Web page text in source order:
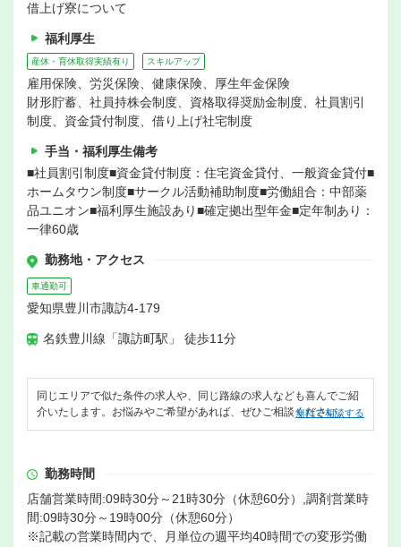
借上げ寮について
福利厚生
産休・育休取得実績有り スキルアップ
雇用保険、労災保険、健康保険、厚生年金保険
財形貯蓄、社員持株会制度、資格取得奨励金制度、社員割引
制度、資金貸付制度、借り上げ社宅制度
手当・福利厚生備考
■社員割引制度■資金貸付制度：住宅資金貸付、一般資金貸付■
ホームタウン制度■サークル活動補助制度■労働組合：中部薬
品ユニオン■福利厚生施設あり■確定拠出型年金■定年制あり：
一律60歳
勤務地・アクセス
車通勤可
愛知県豊川市諏訪4-179
名鉄豊川線「諏訪町駅」 徒歩11分
同じエリアで似た条件の求人や、同じ路線の求人なども喜んでご紹
介いたします。お悩みやご希望があれば、ぜひご相談ください。
無料で相談する
勤務時間
店舗営業時間:09時30分～21時30分（休憩60分）,調剤営業時
間:09時30分～19時00分（休憩60分）
※記載の営業時間内で、月単位の週平均40時間での変形労働